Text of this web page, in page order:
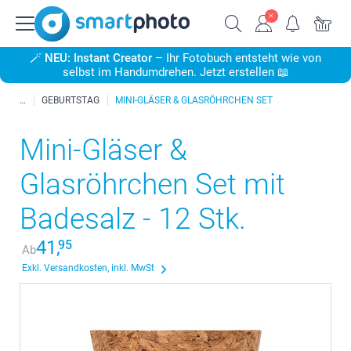
🪄 NEU: Instant Creator – Ihr Fotobuch entsteht wie von
selbst im Handumdrehen. Jetzt erstellen 📖
GEBURTSTAG MINI-GLÄSER & GLASRÖHRCHEN SET
Mini-Gläser &
Glasröhrchen Set mit
Badesalz - 12 Stk.
Ab41,95
Exkl. Versandkosten, inkl. MwSt